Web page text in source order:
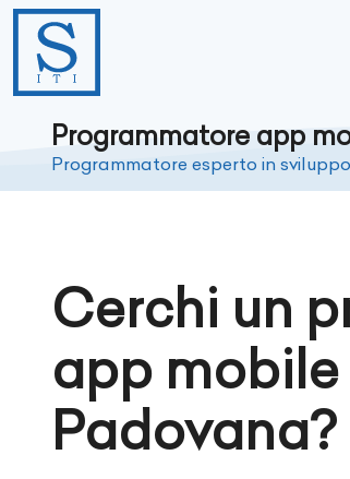
Programmatore app
Programmatore esperto in
Cerchi un
app
Padovana?